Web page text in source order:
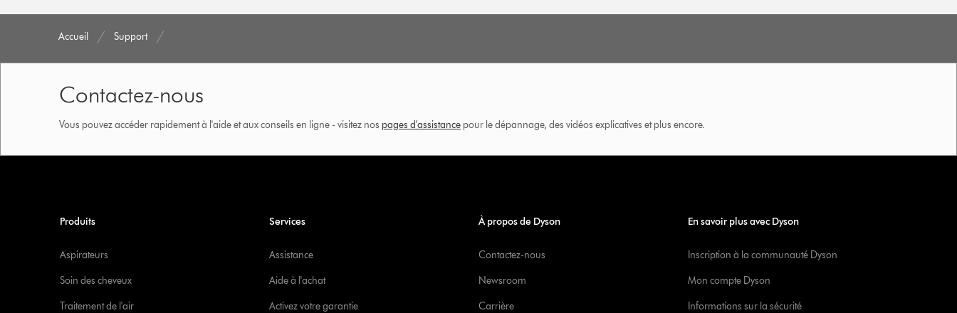
Accueil Support
Contactez-nous
Vous pouvez accéder rapidement à l'aide et aux conseils en ligne - visitez nos pages d'assistance pour le dépannage, des vidéos explicatives et plus encore.
Produits
Aspirateurs
Soin des cheveux
Traitement de l'air
Services
Assistance
Aide à l'achat
Activez votre garantie
À propos de Dyson
Contactez-nous
Newsroom
Carrière
En savoir plus avec Dyson
Inscription à la communauté Dyson
Mon compte Dyson
Informations sur la sécurité